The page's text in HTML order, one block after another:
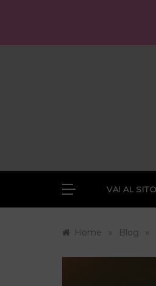
VAI AL
Home » Blog »